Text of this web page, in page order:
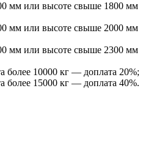
мм или высоте свыше 1800 мм
мм или высоте свыше 2000 мм
мм или высоте свыше 2300 мм
более 10000 кг — доплата 20%;
более 15000 кг — доплата 40%.